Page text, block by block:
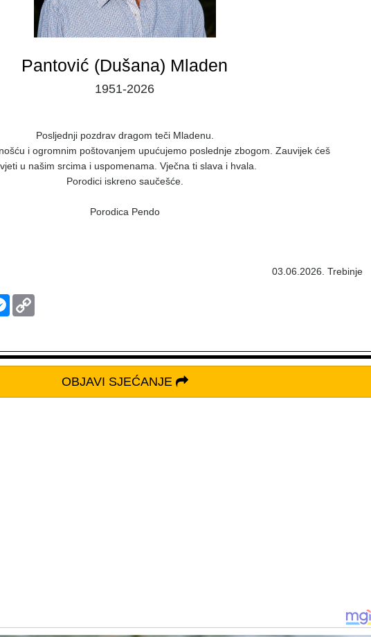
Pantović (Dušana) Mladen
1951-2026
Posljednji pozdrav dragom teči Mladenu.
i ogromnim poštovanjem upućujemo poslednje zbogom. Zauvijek ćeš
u našim srcima i uspomenama. Vječna ti slava i hvala.
Porodici iskreno saučešće.
Porodica Pendo
03.06.2026. Trebinje
Messenger
OBJAVI SJEĆANJE